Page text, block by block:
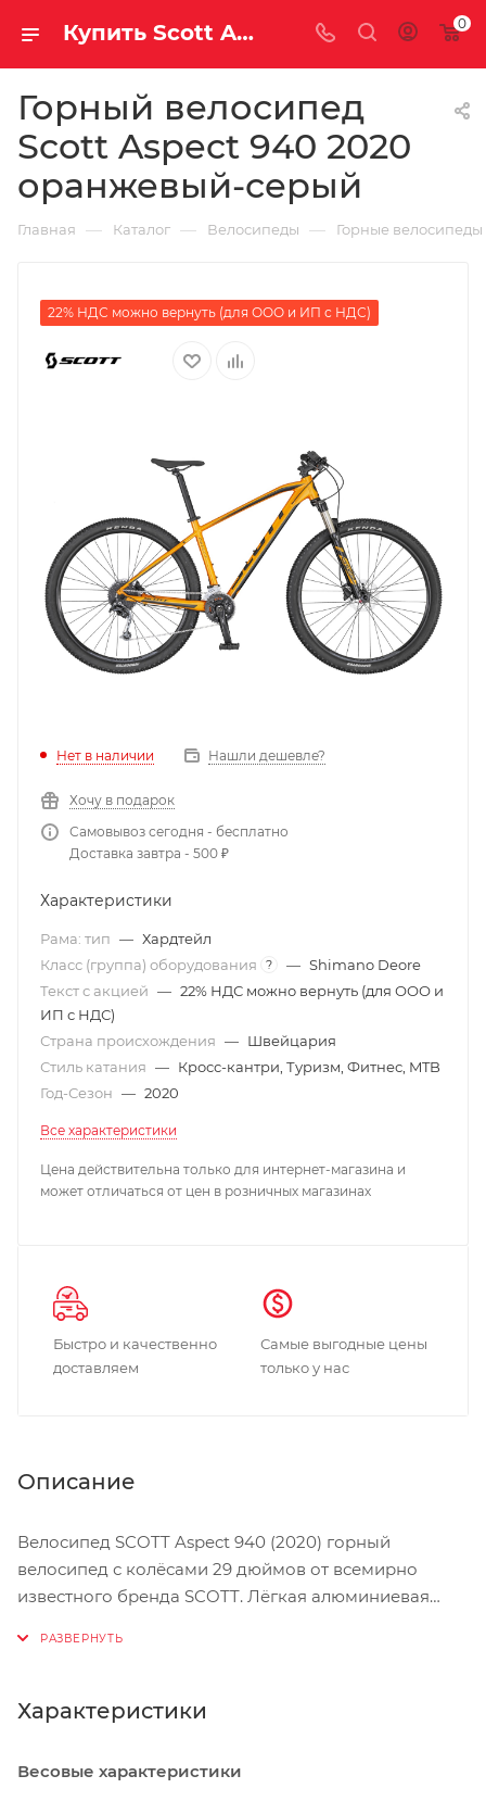
Купить Scott Aspect 940 2020 оранжевый-серый за рублей, а со скидкой 0
Горный велосипед
Scott Aspect 940 2020
оранжевый-серый
Главная — Каталог — Велосипеды — Горные велосипеды
22% НДС можно вернуть (для ООО и ИП с НДС)
Нет в наличии Нашли дешевле?
Хочу в подарок
Самовывоз сегодня - бесплатно
Доставка завтра - 500 ₽
Характеристики
Рама: тип — Хардтейл
Класс (группа) оборудования
? — Shimano Deore
Текст с акцией — 22% НДС можно вернуть (для ООО и
ИП с НДС)
Страна происхождения — Швейцария
Стиль катания — Кросс-кантри, Туризм, Фитнес, MTB
Год-Сезон — 2020
Все характеристики
Цена действительна только для интернет-магазина и
может отличаться от цен в розничных магазинах
Быстро и качественно
доставляем
Самые выгодные цены
только у нас
Описание
Велосипед SCOTT Aspect 940 (2020) горный
велосипед с колёсами 29 дюймов от всемирно
известного бренда SCOTT. Лёгкая алюминиевая
Suntour XCR32 с выносной блокировкой прекрасно
позволит выбрать оптимальный режим нагрузки
Характеристики
Весовые характеристики